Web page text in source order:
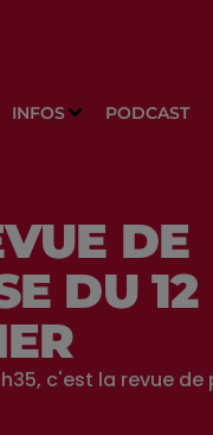
INFOS PODCAST
DE
DU 12
c'est la revue de